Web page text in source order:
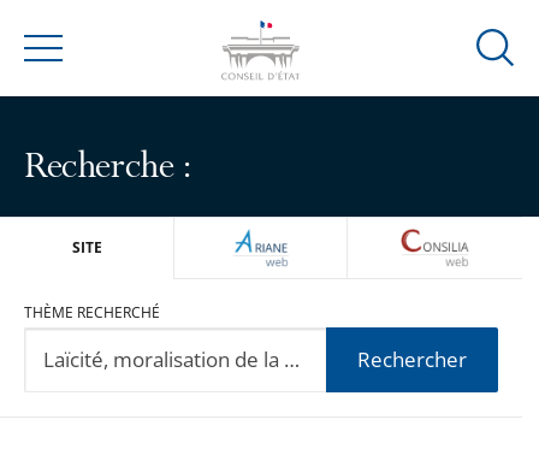
Menu
Ouvrir
Recherche :
SITE ARIANEWEB
THÈME RECHERCHÉ
Rechercher